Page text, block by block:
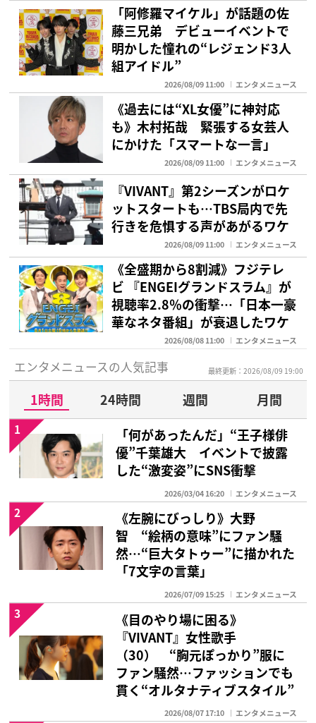
「阿修羅マイケル」が話題の佐
藤三兄弟 デビューイベントで
明かした憧れの“レジェンド3人
組アイドル”
2026/08/09 11:00 エンタメニュース
《過去には“XL女優”に神対応
も》木村拓哉 緊張する女芸人
にかけた「スマートな一言」
2026/08/09 11:00 エンタメニュース
『VIVANT』第2シーズンがロケ
ットスタートも…TBS局内で先
行きを危惧する声があがるワケ
2026/08/09 11:00 エンタメニュース
《全盛期から8割減》フジテレ
ビ 『ENGEIグランドスラム』が
視聴率2.8％の衝撃…「日本一豪
華なネタ番組」が衰退したワケ
2026/08/08 11:00 エンタメニュース
エンタメニュースの人気記事 最終更新：2026/08/09 19:00
1時間 24時間 週間
月間
「何があったんだ」“王子様俳
優”千葉雄大 イベントで披露
した“激変姿”にSNS衝撃
2026/03/04 16:20 エンタメニュース
1
《左腕にびっしり》大野
智 “絵柄の意味”にファン騒
然…“巨大タトゥー”に描かれた
「7文字の言葉」
2026/07/09 15:25 エンタメニュース
2
《目のやり場に困る》
『VIVANT』女性歌手
（30） “胸元ぽっかり”服に
ファン騒然…ファッションでも
貫く“オルタナティブスタイル”
2026/08/07 17:10 エンタメニュース
3